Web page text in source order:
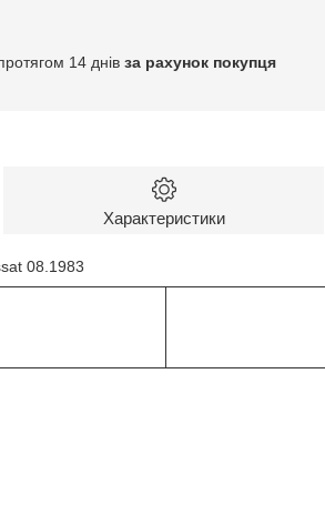
14 днів за рахунок покупця
Характеристики
08.1983